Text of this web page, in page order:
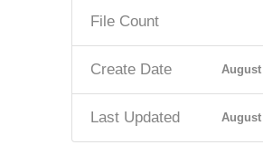
File Count
Create Date August
Last Updated August